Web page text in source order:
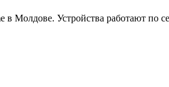
Молдове. Устройства работают по